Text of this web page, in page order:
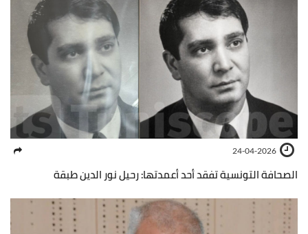
24-04-2026
الصحافة التونسية تفقد أحد أعمدتها: رحيل نور الدين طبقة